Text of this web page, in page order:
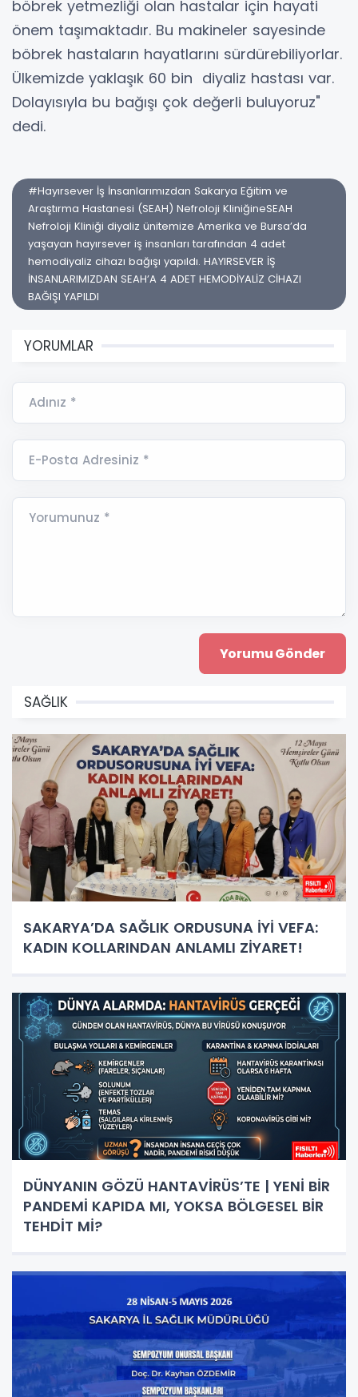
böbrek yetmezliği olan hastalar için hayati
önem taşımaktadır. Bu makineler sayesinde
böbrek hastaların hayatlarını sürdürebiliyorlar.
Ülkemizde yaklaşık 60 bin diyaliz hastası var.
Dolayısıyla bu bağışı çok değerli buluyoruz"
dedi.
#Hayırsever İş İnsanlarımızdan Sakarya Eğitim ve
Araştırma Hastanesi (SEAH) Nefroloji KliniğineSEAH
Nefroloji Kliniği diyaliz ünitemize Amerika ve Bursa’da
yaşayan hayırsever iş insanları tarafından 4 adet
hemodiyaliz cihazı bağışı yapıldı. HAYIRSEVER İŞ
İNSANLARIMIZDAN SEAH’A 4 ADET HEMODİYALİZ CİHAZI
BAĞIŞI YAPILDI
YORUMLAR
Adınız *
E-Posta Adresiniz *
Yorumunuz *
SAĞLIK
SAKARYA’DA SAĞLIK ORDUSUNA İYİ VEFA:
KADIN KOLLARINDAN ANLAMLI ZİYARET!
DÜNYANIN GÖZÜ HANTAVİRÜS’TE | YENİ BİR
PANDEMİ KAPIDA MI, YOKSA BÖLGESEL BİR
TEHDİT Mİ?